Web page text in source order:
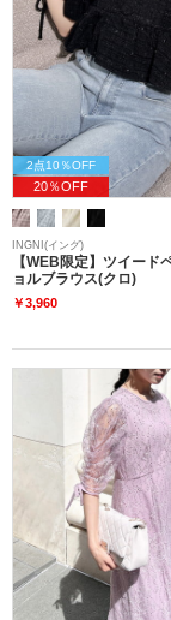
2点10％OFF
20％OFF
INGNI(イング)
【WEB限定】ツイード
ョルブラウス(クロ)
￥3,960